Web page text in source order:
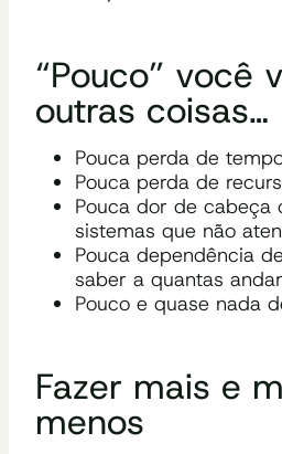
“Pouco” você
outras coisas…
Pouca perda de
Pouca perda de
Pouca dor de cabeça
sistemas que não
Pouca dependência
saber a quantas
Pouco e quase nada
Fazer mais e
menos